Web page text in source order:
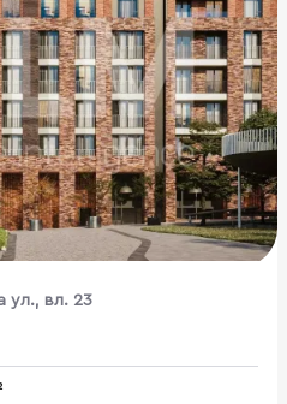
ул., вл. 23